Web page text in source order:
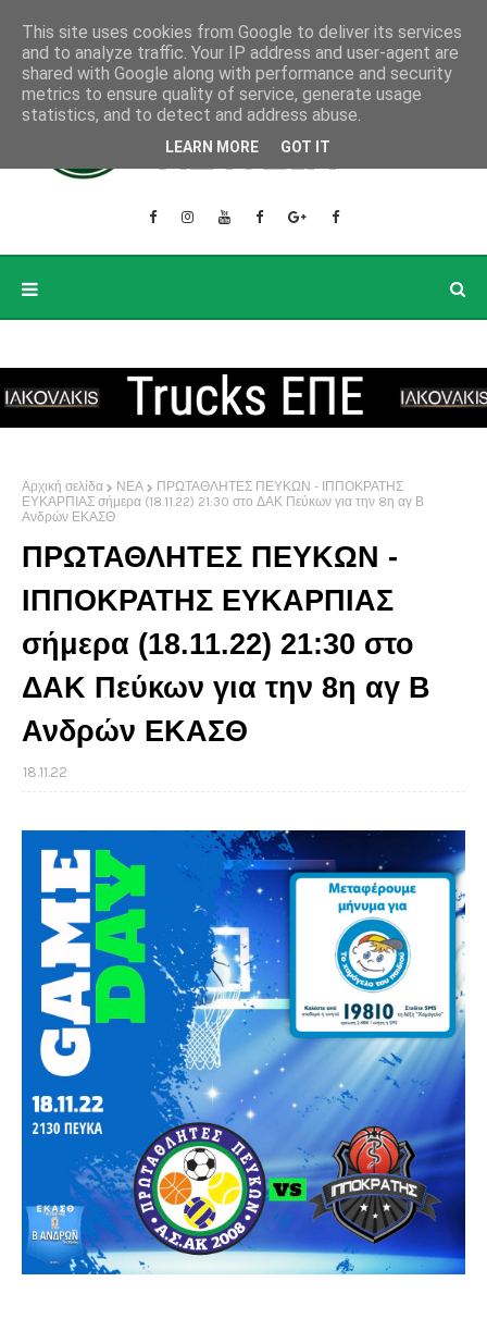
Αρχική σελίδα ΝΕΑ
ΠΡΩΤΑΘΛΗΤΕΣ ΠΕΥΚΩΝ - ΙΠΠΟΚΡΑΤΗΣ
ΕΥΚΑΡΠΙΑΣ σήμερα (18.11.22) 21:30 στο ΔΑΚ Πεύκων για την 8η αγ Β
Ανδρών ΕΚΑΣΘ
ΠΡΩΤΑΘΛΗΤΕΣ ΠΕΥΚΩΝ -
ΙΠΠΟΚΡΑΤΗΣ ΕΥΚΑΡΠΙΑΣ
σήμερα (18.11.22) 21:30 στο
ΔΑΚ Πεύκων για την 8η αγ Β
Ανδρών ΕΚΑΣΘ
18.11.22
This site uses cookies from Google to deliver its services
and to analyze traffic. Your IP address and user-agent are
shared with Google along with performance and security
metrics to ensure quality of service, generate usage
statistics, and to detect and address abuse.
LEARN MORE GOT IT